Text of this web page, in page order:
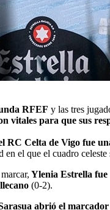
RFEF y las tres
vitales para que sus
RC Celta de Vigo fue
en el que el cuadro
Ylenia Estrella fue
(0-2).
abrió el